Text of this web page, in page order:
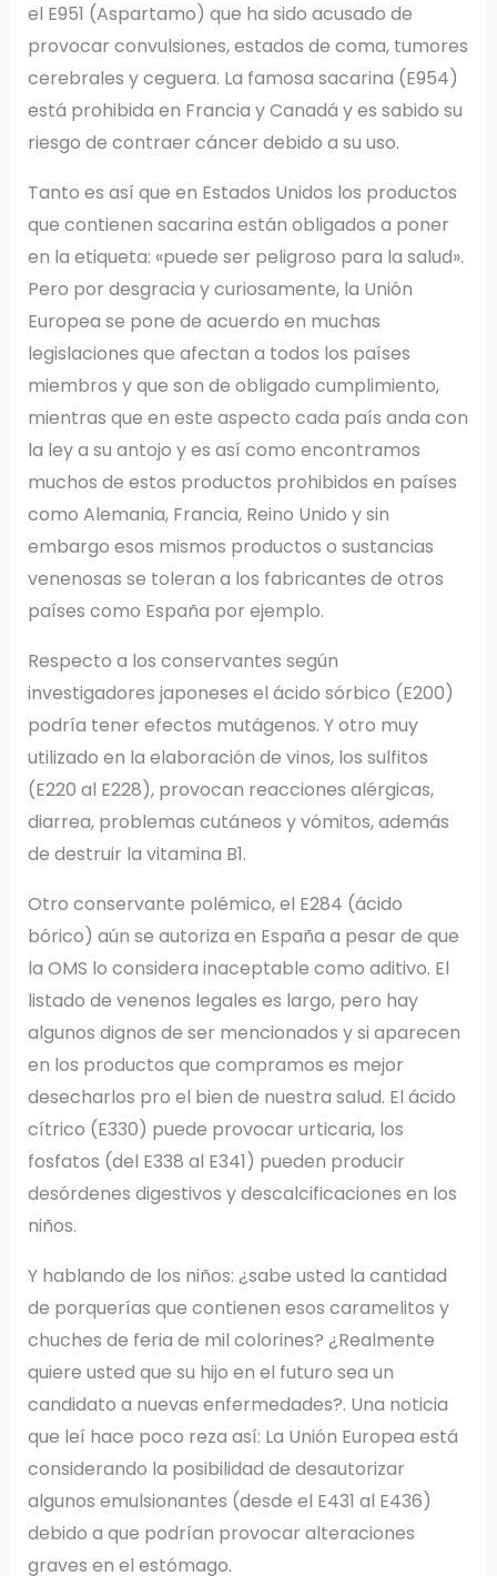
el E951 (Aspartamo) que ha sido acusado de
provocar convulsiones, estados de coma, tumores
cerebrales y ceguera. La famosa sacarina (E954)
está prohibida en Francia y Canadá y es sabido su
riesgo de contraer cáncer debido a su uso.
Tanto es así que en Estados Unidos los productos
que contienen sacarina están obligados a poner
en la etiqueta: «puede ser peligroso para la salud».
Pero por desgracia y curiosamente, la Unión
Europea se pone de acuerdo en muchas
legislaciones que afectan a todos los países
miembros y que son de obligado cumplimiento,
mientras que en este aspecto cada país anda con
la ley a su antojo y es así como encontramos
muchos de estos productos prohibidos en países
como Alemania, Francia, Reino Unido y sin
embargo esos mismos productos o sustancias
venenosas se toleran a los fabricantes de otros
países como España por ejemplo.
Respecto a los conservantes según
investigadores japoneses el ácido sórbico (E200)
podría tener efectos mutágenos. Y otro muy
utilizado en la elaboración de vinos, los sulfitos
(E220 al E228), provocan reacciones alérgicas,
diarrea, problemas cutáneos y vómitos, además
de destruir la vitamina B1.
Otro conservante polémico, el E284 (ácido
bórico) aún se autoriza en España a pesar de que
la OMS lo considera inaceptable como aditivo. El
listado de venenos legales es largo, pero hay
algunos dignos de ser mencionados y si aparecen
en los productos que compramos es mejor
desecharlos pro el bien de nuestra salud. El ácido
cítrico (E330) puede provocar urticaria, los
fosfatos (del E338 al E341) pueden producir
desórdenes digestivos y descalcificaciones en los
niños.
Y hablando de los niños: ¿sabe usted la cantidad
de porquerías que contienen esos caramelitos y
chuches de feria de mil colorines? ¿Realmente
quiere usted que su hijo en el futuro sea un
candidato a nuevas enfermedades?. Una noticia
que leí hace poco reza así: La Unión Europea está
considerando la posibilidad de desautorizar
algunos emulsionantes (desde el E431 al E436)
debido a que podrían provocar alteraciones
graves en el estómago.